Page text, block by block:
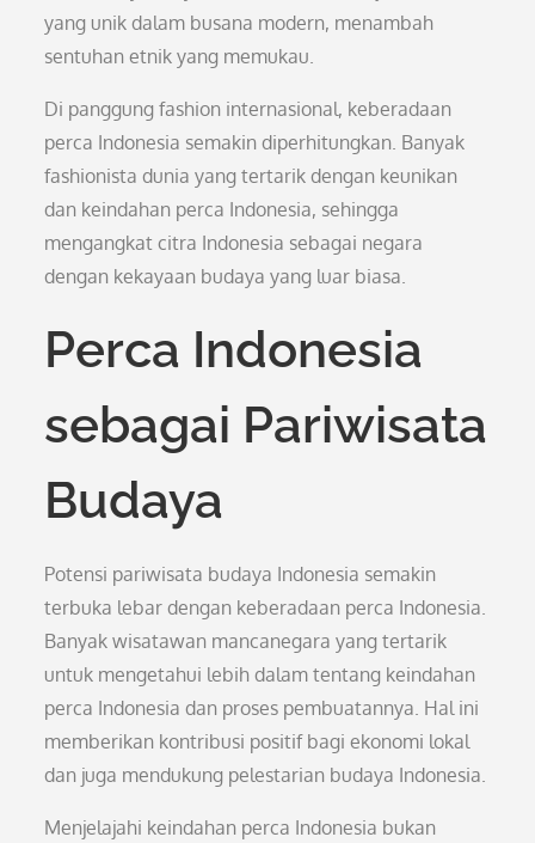
yang unik dalam busana modern, menambah
sentuhan etnik yang memukau.
Di panggung fashion internasional, keberadaan
perca Indonesia semakin diperhitungkan. Banyak
fashionista dunia yang tertarik dengan keunikan
dan keindahan perca Indonesia, sehingga
mengangkat citra Indonesia sebagai negara
dengan kekayaan budaya yang luar biasa.
Perca Indonesia
sebagai Pariwisata
Budaya
Potensi pariwisata budaya Indonesia semakin
terbuka lebar dengan keberadaan perca Indonesia.
Banyak wisatawan mancanegara yang tertarik
untuk mengetahui lebih dalam tentang keindahan
perca Indonesia dan proses pembuatannya. Hal ini
memberikan kontribusi positif bagi ekonomi lokal
dan juga mendukung pelestarian budaya Indonesia.
Menjelajahi keindahan perca Indonesia bukan